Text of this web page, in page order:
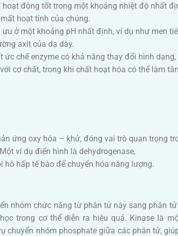
động tốt trong một khoảng nhiệt độ nhất
hoạt tính của chúng.
ở một khoảng pH nhất định, ví dụ như men
axit của dạ dày.
ức chế enzyme có khả năng thay đổi hình dạng,
cơ chất, trong khi chất hoạt hóa có thể làm
ứng oxy hóa – khử, đóng vai trò quan trọng
ví dụ điển hình là dehydrogenase,
hô hấp tế bào để chuyển hóa năng lượng.
nhóm chức năng từ phân tử này sang phân tử
trong cơ thể diễn ra hiệu quả. Kinase là
chuyển nhóm phosphate giữa các phân tử,